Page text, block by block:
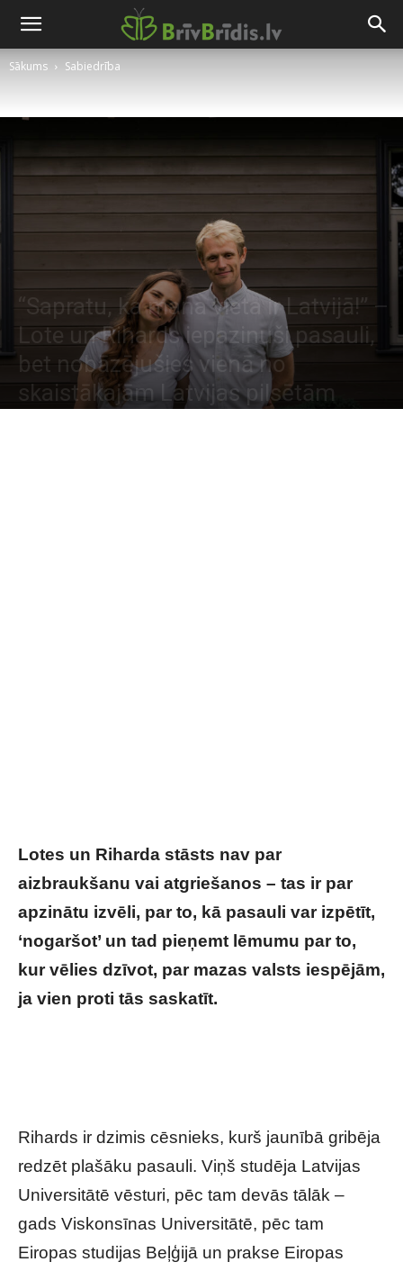
Sākums Sabiedrība
“Sapratu, ka mana vieta ir Latvijā!” –
Lote un Rihards iepazinuši pasauli,
bet nobāzējušies vienā no
skaistākajām Latvijas pilsētām
Lotes un Riharda stāsts nav par
aizbraukšanu vai atgriešanos – tas ir par
apzinātu izvēli, par to, kā pasauli var izpētīt,
‘nogaršot’ un tad pieņemt lēmumu par to,
kur vēlies dzīvot, par mazas valsts iespējām,
ja vien proti tās saskatīt.
Rihards ir dzimis cēsnieks, kurš jaunībā gribēja
redzēt plašāku pasauli. Viņš studēja Latvijas
Universitātē vēsturi, pēc tam devās tālāk –
gads Viskonsīnas Universitātē, pēc tam
Eiropas studijas Beļģijā un prakse Eiropas